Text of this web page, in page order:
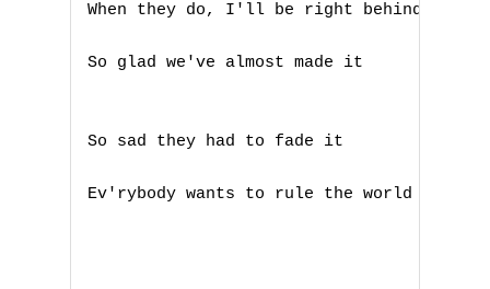
When they do, I'll be right behind you
So glad we've almost made it
So sad they had to fade it
Ev'rybody wants to rule the world